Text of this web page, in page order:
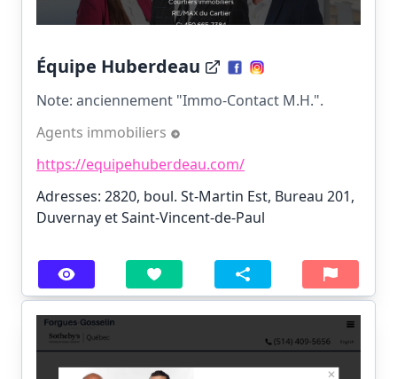
Équipe Huberdeau
Note: anciennement "Immo-Contact M.H.".
Agents immobiliers
https://equipehuberdeau.com/
Adresses: 2820, boul. St-Martin Est, Bureau 201,
Duvernay et Saint-Vincent-de-Paul